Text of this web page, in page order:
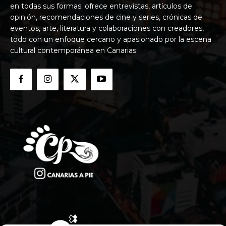
en todas sus formas: ofrece entrevistas, artículos de
opinión, recomendaciones de cine y series, crónicas de
eventos, arte, literatura y colaboraciones con creadores,
todo con un enfoque cercano y apasionado por la escena
cultural contemporánea en Canarias.